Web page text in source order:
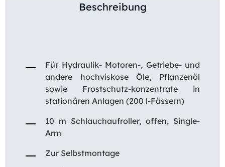
Beschreibung
Für Hydraulik- Motoren-, Getriebe- und
andere hochviskose Öle, Pflanzenöl
sowie Frostschutz-konzentrate in
stationären Anlagen (200 l-Fässern)
10 m Schlauchaufroller, offen, Single-
Arm
Zur Selbstmontage